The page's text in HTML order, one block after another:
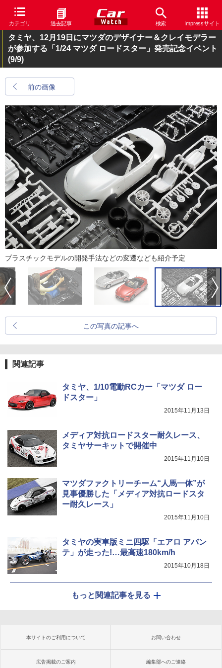
カテゴリ 過去記事 検索 Impressサイト
タミヤ、12月19日にマツダのデザイナー＆クレイモデラー
が参加する「1/24 マツダ ロードスター」発売記念イベント
(9/9)
前の画像
プラスチックモデルの開発手法などの変遷なども紹介予定
この写真の記事へ
関連記事
タミヤ、1/10電動RCカー「マツダ ロー
ドスター」
2015年11月13日
メディア対抗ロードスター耐久レース、
タミヤサーキットで開催中
2015年11月10日
マツダファクトリーチーム“人馬一体”が
見事優勝した「メディア対抗ロードスタ
ー耐久レース」
2015年11月10日
タミヤの実車版ミニ四駆「エアロ アバン
テ」が走った!…最高速180km/h
2015年10月18日
もっと関連記事を見る
本サイトのご利用について お問い合わせ
広告掲載のご案内 編集部へのご連絡